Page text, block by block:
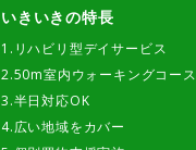
いきいきの特長
1.リハビリ型デイサービス
2.50m室内ウォーキングコース
3.半日対応OK
4.広い地域をカバー